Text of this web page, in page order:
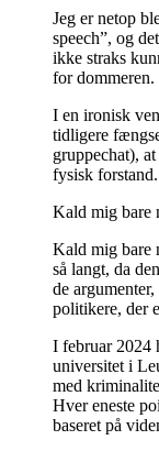
Jeg er netop
speech”, og
ikke straks
for dommeren.
I en ironisk
tidligere
gruppechat),
fysisk forstand.
Kald mig bare
Kald mig bare
så langt, da
de
politikere, der
I februar 2024
universitet i
med
Hver eneste
baseret på